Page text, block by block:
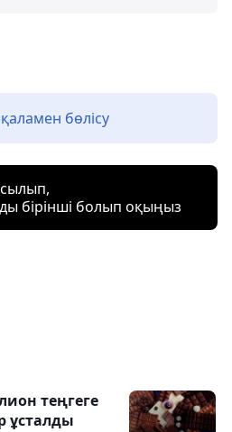
бөлісу
бірінші болып оқыңыз
теңгеге
ұсталды